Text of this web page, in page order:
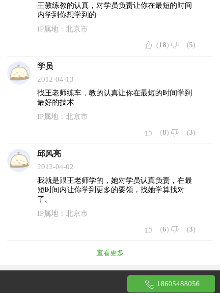
王教练教的认真，对学员负责让你在最短的时间
内学到你想学到的
IP属地：北京市
(18) (5)
学员
2012-04-13
找王老师练车，教的认真让你在最短的时间学到
最好的技术
IP属地：北京市
(8) (3)
邱风亮
2012-04-02
我就是跟王老师学的，她对学员认真负责，在最
短时间内让你学到更多的要领，找她学算找对
了。
IP属地：北京市
(6) (3)
查看更多
18605488056